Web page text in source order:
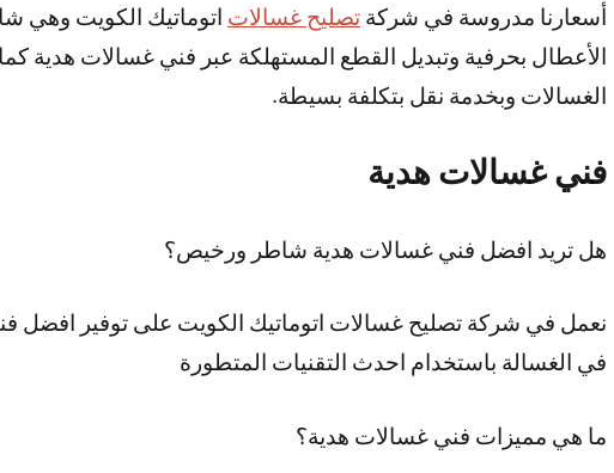
أسعارنا مدروسة في شركة تصليح غسالات اتوماتيك الكويت وهي
الأعطال بحرفية وتبديل القطع المستهلكة عبر فني غسالات هدية
الغسالات وبخدمة نقل بتكلفة بسيطة.
فني غسالات هدية
هل تريد افضل فني غسالات هدية شاطر ورخيص؟
نعمل في شركة تصليح غسالات اتوماتيك الكويت على توفير افضل
في الغسالة باستخدام احدث التقنيات المتطورة
ما هي مميزات فني غسالات هدية؟